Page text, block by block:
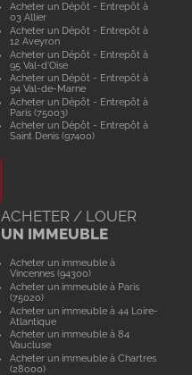
Acheter un Dépôt - Entrepôt à
03 Allier
Acheter un Dépôt - Entrepôt à
12 Aveyron
Acheter un Dépôt - Entrepôt à
95 Val-d'Oise
Acheter un Dépôt - Entrepôt à
94 Val-de-Marne
Acheter un Dépôt - Entrepôt à
Paris (75003)
Acheter un Dépôt - Entrepôt à
Saint Denis (97400)
ACHETER / LOUER
UN IMMEUBLE
Acheter un immeuble à
Vincennes (94300)
Acheter un immeuble à Paris
(75020)
Acheter un immeuble à 44 Loire-
Atlantique
Acheter un immeuble à 84
Vaucluse
Acheter un immeuble à Chartres
(28000)